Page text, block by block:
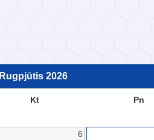
Rugpjūtis 2026
Kt Pn
6